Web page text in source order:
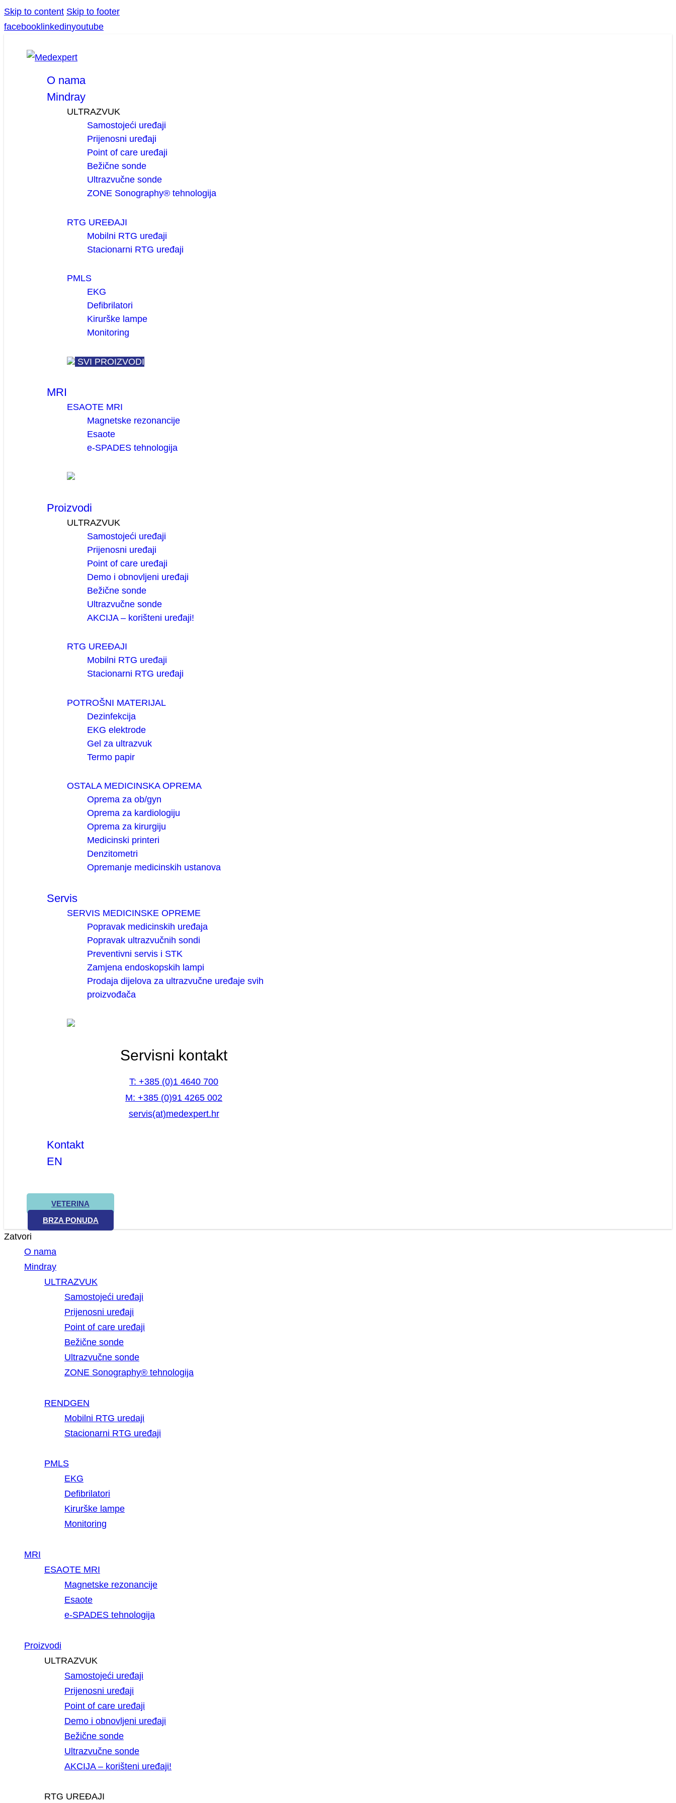
Skip to content Skip to footer
facebook linkedinyoutube
O nama
Mindray
ULTRAZVUK
Samostojeći uređaji
Prijenosni uređaji
Point of care uređaji
Bežične sonde
Ultrazvučne sonde
ZONE Sonography® tehnologija
RTG UREĐAJI
Mobilni RTG uređaji
Stacionarni RTG uređaji
PMLS
EKG
Defibrilatori
Kirurške lampe
Monitoring
SVI PROIZVODI
MRI
ESAOTE MRI
Magnetske rezonancije
Esaote
e-SPADES tehnologija
Proizvodi
ULTRAZVUK
Samostojeći uređaji
Prijenosni uređaji
Point of care uređaji
Demo i obnovljeni uređaji
Bežične sonde
Ultrazvučne sonde
AKCIJA – korišteni uređaji!
RTG UREĐAJI
Mobilni RTG uređaji
Stacionarni RTG uređaji
POTROŠNI MATERIJAL
Dezinfekcija
EKG elektrode
Gel za ultrazvuk
Termo papir
OSTALA MEDICINSKA OPREMA
Oprema za ob/gyn
Oprema za kardiologiju
Oprema za kirurgiju
Medicinski printeri
Denzitometri
Opremanje medicinskih ustanova
Servis
SERVIS MEDICINSKE OPREME
Popravak medicinskih uređaja
Popravak ultrazvučnih sondi
Preventivni servis i STK
Zamjena endoskopskih lampi
Prodaja dijelova za ultrazvučne uređaje svih
proizvođača
Servisni kontakt
T: +385 (0)1 4640 700
M: +385 (0)91 4265 002
servis(at)medexpert.hr
Kontakt
EN
VETERINA
BRZA PONUDA
Zatvori
O nama
Mindray
ULTRAZVUK
Samostojeći uređaji
Prijenosni uređaji
Point of care uređaji
Bežične sonde
Ultrazvučne sonde
ZONE Sonography® tehnologija
RENDGEN
Mobilni RTG uredaji
Stacionarni RTG uređaji
PMLS
EKG
Defibrilatori
Kirurške lampe
Monitoring
MRI
ESAOTE MRI
Magnetske rezonancije
Esaote
e-SPADES tehnologija
Proizvodi
ULTRAZVUK
Samostojeći uređaji
Prijenosni uređaji
Point of care uređaji
Demo i obnovljeni uređaji
Bežične sonde
Ultrazvučne sonde
AKCIJA – korišteni uređaji!
RTG UREĐAJI